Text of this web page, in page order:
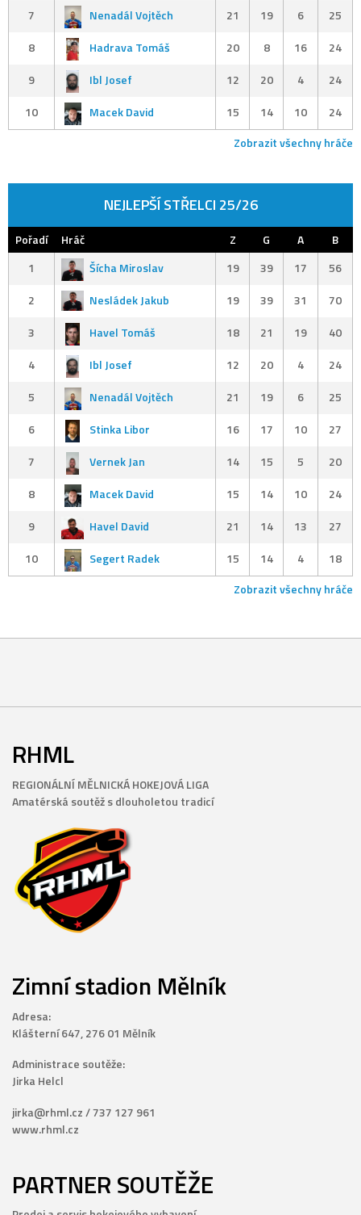
7
Nenadál Vojtěch 21 19 6
25
8
Hadrava Tomáš 20 8 16
24
9
Ibl Josef 12 20 4
24
10
Macek David 15 14 10
24
Zobrazit všechny hráče
NEJLEPŠÍ STŘELCI 25/26
Pořadí Hráč Z G A
B
1
Šícha Miroslav 19 39 17
56
2
Nesládek Jakub 19 39 31
70
3
Havel Tomáš 18 21 19
40
4
Ibl Josef 12 20 4
24
5
Nenadál Vojtěch 21 19 6
25
6
Stinka Libor 16 17 10
27
7
Vernek Jan 14 15 5
20
8
Macek David 15 14 10
24
9
Havel David 21 14 13
27
10
Segert Radek 15 14 4
18
Zobrazit všechny hráče
RHML
REGIONÁLNÍ MĚLNICKÁ HOKEJOVÁ LIGA
Amatérská soutěž s dlouholetou tradicí
Zimní stadion Mělník
Adresa:
Klášterní 647, 276 01 Mělník
Administrace soutěže:
Jirka Helcl
jirka@rhml.cz / 737 127 961
www.rhml.cz
PARTNER SOUTĚŽE